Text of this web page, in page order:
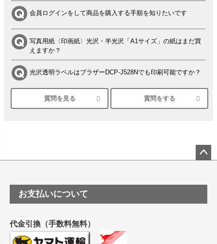
会員ログインをして商品を購入する手順を知りたいです
写真用紙〈印画紙〉光沢・半光沢「A1サイズ」の紙はまだ買
えますか？
光沢透明ラベルはブラザーDCP-J528Nでも印刷可能ですか？
シルバーペーパーにEPSON EP-30VAで印刷するときの設定
は？
塩ビのロール紙で離型紙が透明の商品はありますか
つや消し半透明ラベルのロールタイプはありますか？
縦420mm×横650mmの包装紙に適した紙はありますか？
質問を見る 質問をする
ップ
お支払いについて
代金引換（手数料無料）